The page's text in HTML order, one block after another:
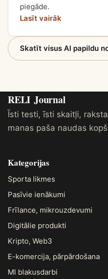
piegāde.
Lasīt vairāk
Skatīt visus AI papildu
RELI Journal
Īsti testi, īsti skaitļi,
manas paša naudas
Kategorijas
Sporta likmes
Pasīvie ienākumi
Frīlance, mikrouzdevumi
Digitālie produkti
Kripto, Web3
E-komercija, pārpārdošana
MI blakusdarbi